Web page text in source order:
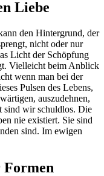
Liebe
den Hintergrund, der
nicht oder nur
Licht der Schöpfung
Vielleicht beim Anblick
wenn man bei der
Pulsen des Lebens,
auszudehnen,
sind wir schuldlos. Die
nie existiert. Sie sind
sind. Im ewigen
Formen